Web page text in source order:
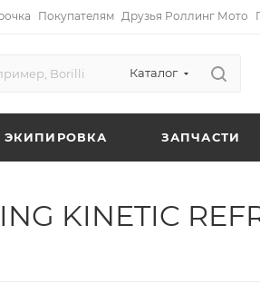
Покупателям Друзья Роллинг Мото
Каталог
ЭКИПИРОВКА ЗАПЧАСТИ
KINETIC